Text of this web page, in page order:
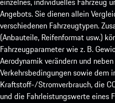
Angebots. Sie dienen allein
verschiedenen Fahrzeugtypen.
(Anbauteile, Reifenformat usw.)
Fahrzeugparameter wie z. B.
Aerodynamik verändern und
Verkehrsbedingungen sowie dem
Kraftstoff-/Stromverbrauch, die
und die Fahrleistungswerte eines